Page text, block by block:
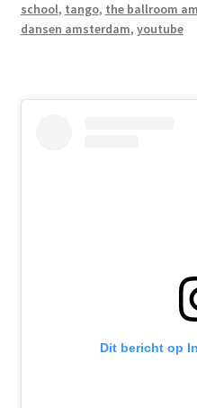
school, tango, the ballroom
dansen amsterdam, youtube
Dit bericht op